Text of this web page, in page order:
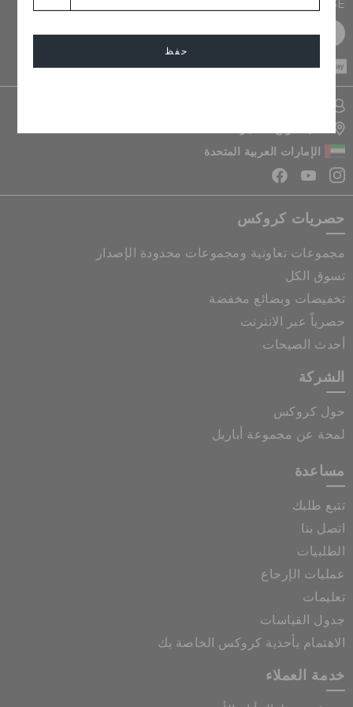
حفظ
PURCHASE
سجل مجانا
DELIVERY
الإمارات العربية المتحدة
حصريات كروكس
مجموعات تعاونية ومجموعات محدودة الإصدار
تسوق الكل
تخفيضات وبضائع مخفضة
حصرياً عبر الانترنت
أحدث الصيحات
الشركة
حول كروكس
لمحة عن مجموعة أباريل
مساعدة
تتبع طلبك
اتصل بنا
الطلبيات
عمليات الإرجاع
تعليمات
جدول القياسات
الاهتمام بأحذية كروكس الخاصة بك
خدمة العملاء